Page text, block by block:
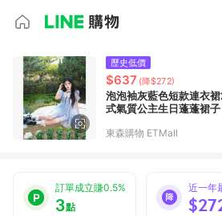
歷史低價
$637 (降$272)
泡泡袖灰藍色短款連衣
式氣質公主生日蓬蓬裙子
東森購物 ETMall
訂單成立賺0.5%
3點
近一年